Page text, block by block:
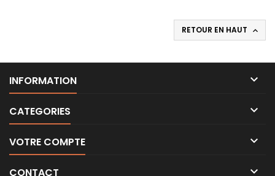
RETOUR EN HAUT 
INFORMATION 
CATEGORIES 
VOTRE COMPTE 
CONTACT 